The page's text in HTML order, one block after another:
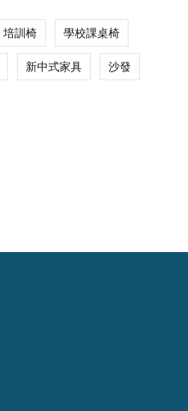
培訓椅 學校課桌椅
新中式家具 沙發